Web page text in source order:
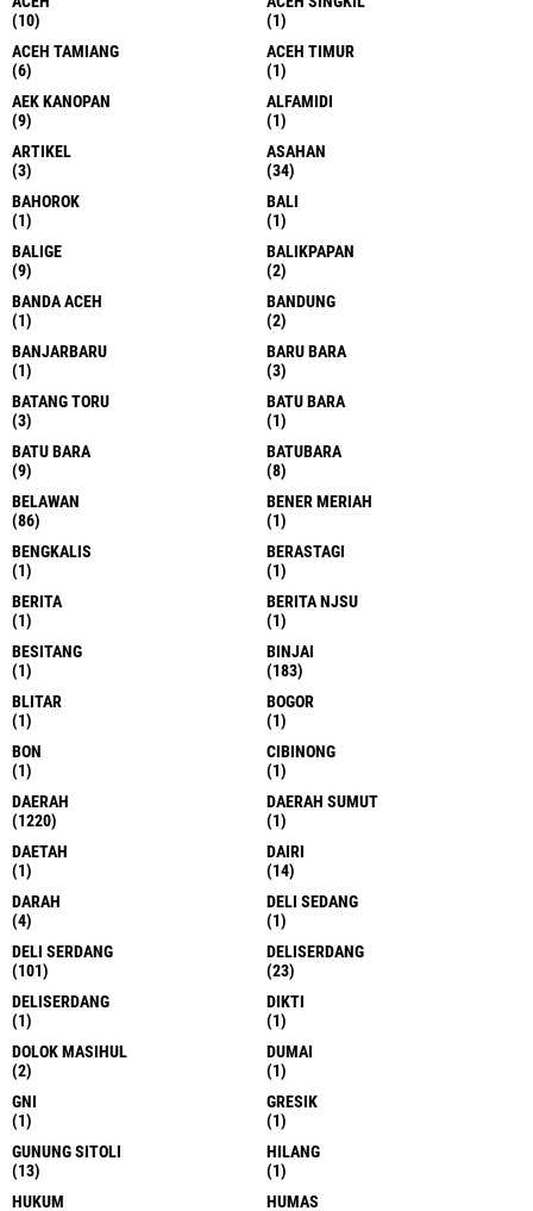
(10)
(1)
ACEH TAMIANG
(6)
ACEH TIMUR
(1)
AEK KANOPAN
(9)
ALFAMIDI
(1)
ARTIKEL
(3)
ASAHAN
(34)
BAHOROK
(1)
BALI
(1)
BALIGE
(9)
BALIKPAPAN
(2)
BANDA ACEH
(1)
BANDUNG
(2)
BANJARBARU
(1)
BARU BARA
(3)
BATANG TORU
(3)
BATU BARA
(1)
BATU BARA
(9)
BATUBARA
(8)
BELAWAN
(86)
BENER MERIAH
(1)
BENGKALIS
(1)
BERASTAGI
(1)
BERITA
(1)
BERITA NJSU
(1)
BESITANG
(1)
BINJAI
(183)
BLITAR
(1)
BOGOR
(1)
BON
(1)
CIBINONG
(1)
DAERAH
(1220)
DAERAH SUMUT
(1)
DAETAH
(1)
DAIRI
(14)
DARAH
(4)
DELI SEDANG
(1)
DELI SERDANG
(101)
DELISERDANG
(23)
DELISERDANG
(1)
DIKTI
(1)
DOLOK MASIHUL
(2)
DUMAI
(1)
GNI
(1)
GRESIK
(1)
GUNUNG SITOLI
(13)
HILANG
(1)
HUKUM
HUMAS